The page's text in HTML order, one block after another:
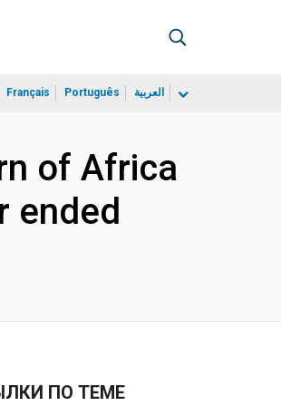
Français Português العربية
of Africa
ended
ПО ТЕМЕ